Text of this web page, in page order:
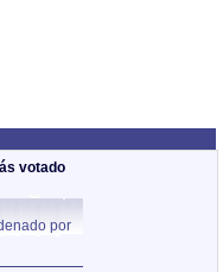
votado
por